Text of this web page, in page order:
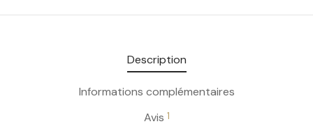
Description
Informations complémentaires
Avis 1